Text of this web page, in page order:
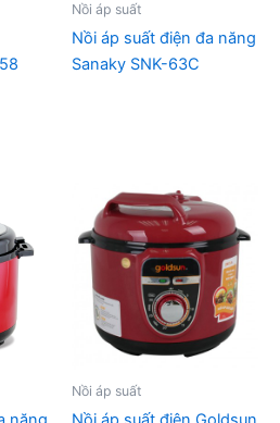
₫.
Nồi áp suất
Nồi áp suất điện đa năng
Sanaky SNK-63C
Nồi áp suất